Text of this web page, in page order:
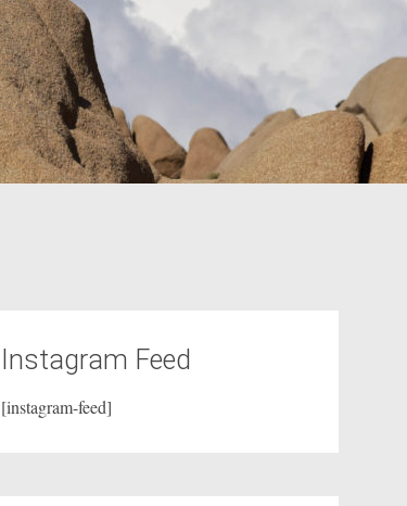
Instagram Feed
[instagram-feed]